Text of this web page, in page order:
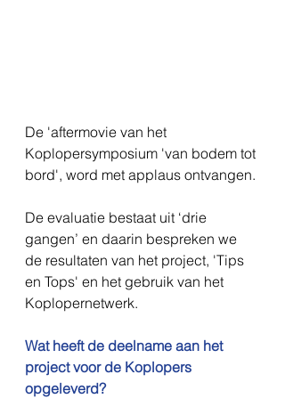
De 'aftermovie van het
Koplopersymposium 'van bodem tot
bord', word met applaus ontvangen.
De evaluatie bestaat uit ‘drie
gangen’ en daarin bespreken we
de resultaten van het project, 'Tips
en Tops' en het gebruik van het
Koplopernetwerk.
Wat heeft de deelname aan het
project voor de Koplopers
opgeleverd?